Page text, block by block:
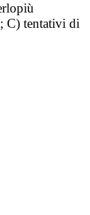
C) tentativi di